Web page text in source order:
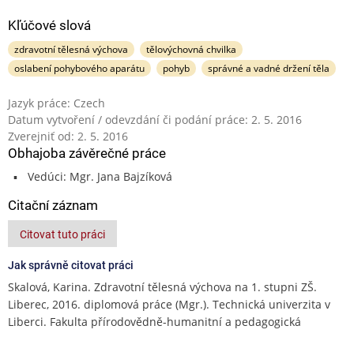
Kľúčové slová
zdravotní tělesná výchova
tělovýchovná chvilka
oslabení pohybového aparátu
pohyb správné a vadné držení těla
Jazyk práce: Czech
Datum vytvoření / odevzdání či podání práce: 2. 5. 2016
Zverejniť od: 2. 5. 2016
Obhajoba závěrečné práce
Vedúci: Mgr. Jana Bajzíková
Citační záznam
Citovat tuto práci
Jak správně citovat práci
Skalová, Karina. Zdravotní tělesná výchova na 1. stupni ZŠ.
Liberec, 2016. diplomová práce (Mgr.). Technická univerzita v
Liberci. Fakulta přírodovědně-humanitní a pedagogická